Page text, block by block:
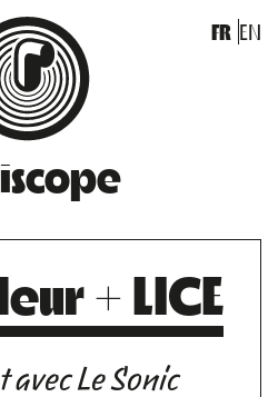
FR EN
+ LICE
Le Sonic